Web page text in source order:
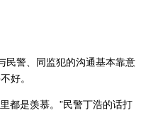
民警、同监犯的沟通基本靠意
好。
都是羡慕。”民警丁浩的话打